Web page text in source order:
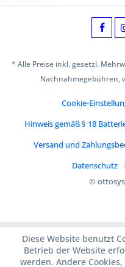
* Alle Preise inkl. gesetzl.
Nachnahmegebühren,
Cookie-
Hinweis gemäß § 18
Versand und
Datenschutz
©
Diese Website benutzt
Betrieb der Website
werden. Andere